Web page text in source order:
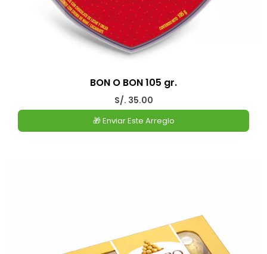
BON O BON 105 gr.
S/. 35.00
🎁 Enviar Este Arreglo